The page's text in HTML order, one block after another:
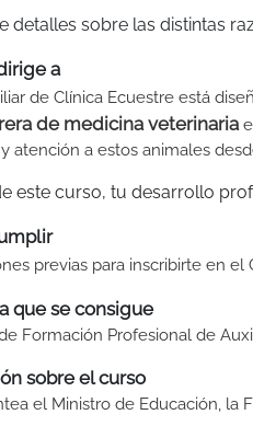
detalles sobre las distintas
a
de Clínica Ecuestre está
de medicina veterinaria
atención a estos animales
este curso, tu desarrollo
previas para inscribirte en el
que se consigue
Formación Profesional de
sobre el curso
el Ministro de Educación, la